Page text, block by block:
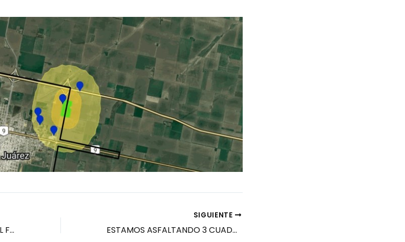
LA INTENDENTE SARA MAJOREL FIRMÓ LA REGULARIZACIÓN DE UN TERRENO QUE SE INCORPORA AL CLUB VILLA EL PANAL
SIGUIENTE
ESTAMOS ASFALTANDO 3 CUADRAS POR SEMANA